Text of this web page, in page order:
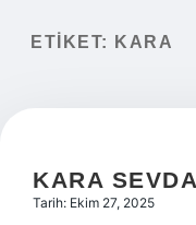
ETIKET: KARA
KARA
Tarih: Ekim 27, 2025